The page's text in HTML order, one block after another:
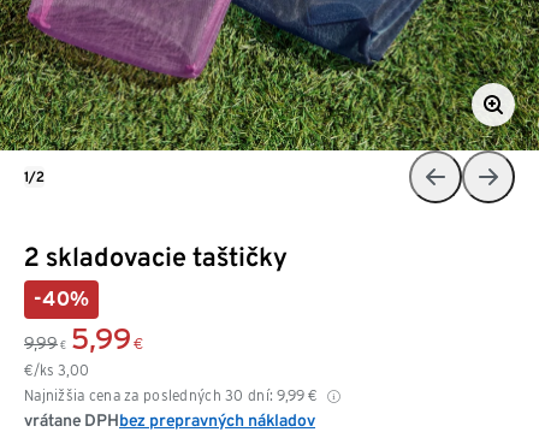
2 skladovacie taštičky
-40%
9,99 € 5,99 €
€/ks 3,00
Najnižšia cena za posledných 30 dní: 9,99 €
vrátane DPHbez prepravných nákladov
1/2